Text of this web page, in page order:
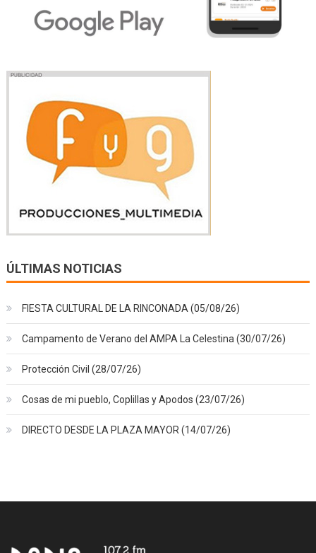
ÚLTIMAS NOTICIAS
FIESTA CULTURAL DE LA RINCONADA (05/08/26)
Campamento de Verano del AMPA La Celestina (30/07/26)
Protección Civil (28/07/26)
Cosas de mi pueblo, Coplillas y Apodos (23/07/26)
DIRECTO DESDE LA PLAZA MAYOR (14/07/26)